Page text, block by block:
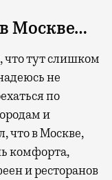
Москве…
что тут слишком
не
по
и
что в Москве,
комфорта,
и ресторанов